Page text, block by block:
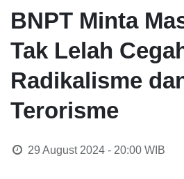
BNPT Minta
Tak Lelah
Radikalisme
Terorisme
29 August 2024 - 20:00WIB